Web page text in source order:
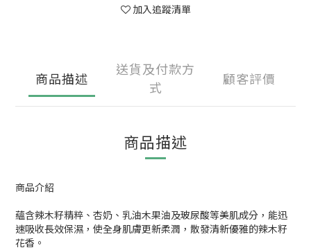
加入追蹤清單
商品描述
送貨及付款方
式
顧客評價
商品描述
商品介紹
蘊含辣木籽精粹、杏奶、乳油木果油及玻尿酸等美肌成分，能迅
速吸收長效保濕，使全身肌膚更新柔潤，散發清新優雅的辣木籽
花香。